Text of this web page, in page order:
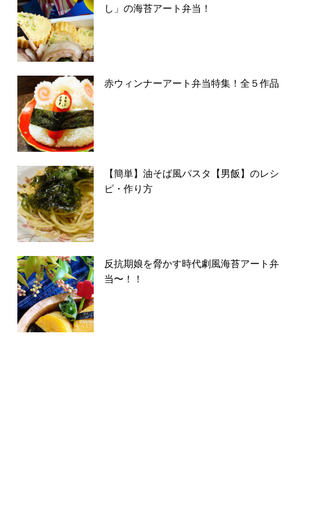
し」の海苔アート弁当！
赤ウィンナーアート弁当特集！全５作品
【簡単】油そば風パスタ【男飯】のレシ
ピ・作り方
反抗期娘を脅かす時代劇風海苔アート弁
当〜！！